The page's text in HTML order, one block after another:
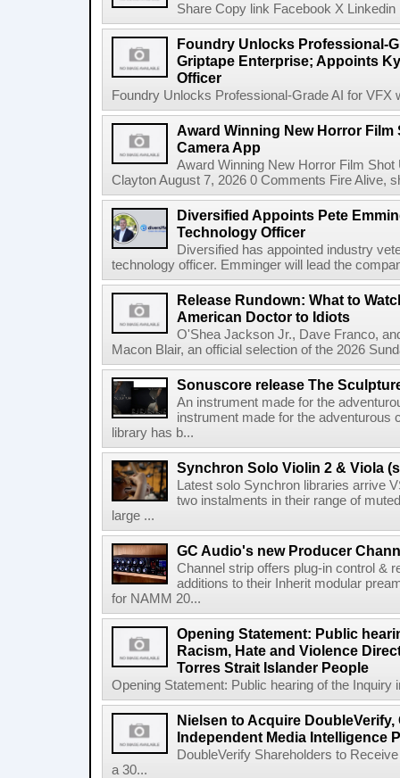
Share Copy link Facebook X
Foundry Unlocks Professional-
Griptape Enterprise; Appoints
Officer
Foundry Unlocks Professional-Grade AI for VFX
Award Winning New Horror
Camera App
Award Winning New Horror Film
Clayton August 7, 2026 0 Comments Fire Alive,
Diversified Appoints Pete
Technology Officer
Diversified has appointed industry
technology officer. Emminger will lead the
Release Rundown: What to
American Doctor to Idiots
O'Shea Jackson Jr., Dave Franco,
Macon Blair, an official selection of the 2026
Sonuscore release The
An instrument made for the
instrument made for the
library has b...
Synchron Solo Violin 2 & Viola
Latest solo Synchron libraries arrive
two instalments in their range of
large ...
GC Audio's new Producer
Channel strip offers plug-in control &
additions to their Inherit modular
for NAMM 20...
Opening Statement: Public
Racism, Hate and Violence
Torres Strait Islander People
Opening Statement: Public hearing of the Inquiry
Nielsen to Acquire
Independent Media Intelligence
DoubleVerify Shareholders to
a 30...